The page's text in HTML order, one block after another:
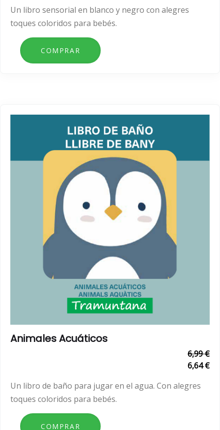
Un libro sensorial en blanco y negro con alegres
toques coloridos para bebés.
Animales Acuáticos
6,99 €
6,64 €
Un libro de baño para jugar en el agua. Con alegres
toques coloridos para bebés.